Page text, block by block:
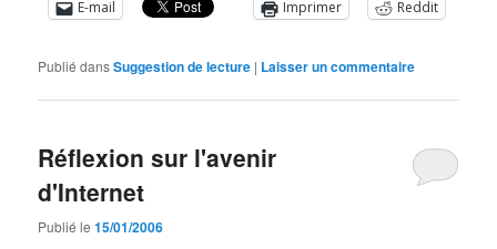
E-mail Imprimer Reddit
Publié dansSuggestion de lecture | Laisser un commentaire
Réflexion sur l'avenir
d'Internet
Publié le15/01/2006